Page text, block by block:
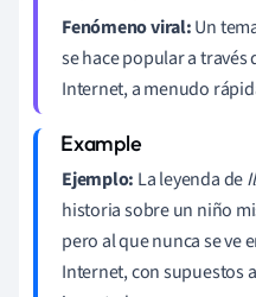
Fenómeno viral:Un
se hace popular a
Internet, a menudo
Ejemplo: La leyenda de
historia sobre un niño
pero al que nunca se ve
Internet, con supuestos